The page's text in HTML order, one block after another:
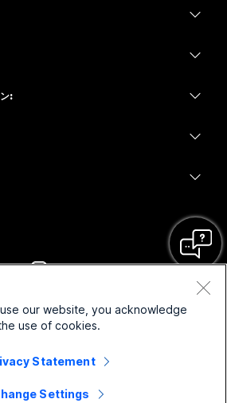
Contact Center
セキュリティ
:
非営利
インクルージョン
セールスに問い合わせ
ソート リーダーシップ
Webex Merch Store
キャリア
our website, you acknowledge
use of cookies.
Statement
Settings